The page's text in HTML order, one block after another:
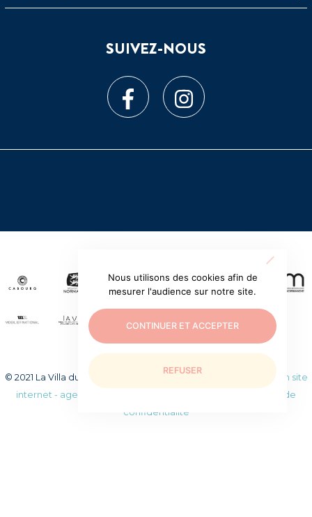
SUIVEZ-NOUS
© 2021 La Villa du temps retrouvé. Tous droits réservés.
Création site
internet - agence web WEEZY
Politique de
confidentialité
Nous utilisons des cookies afin de
mesurer l'audience sur notre site.
CONTINUER ET ACCEPTER
REFUSER